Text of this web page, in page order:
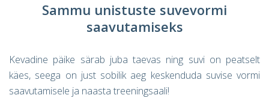
Sammu unistuste suvevormi
saavutamiseks
Kevadine päike särab juba taevas ning suvi on peatselt
käes, seega on just sobilik aeg keskenduda suvise vormi
saavutamisele ja naasta treeningsaali!